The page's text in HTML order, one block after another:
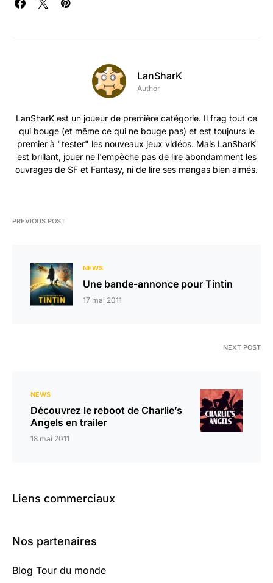
LanSharK
Author
LanSharK est un joueur de première catégorie. Il frag tout ce
qui bouge (et même ce qui ne bouge pas) et est toujours le
premier à "tester" les nouveaux jeux vidéos. Mais LanSharK
est brillant, jouer ne l'empêche pas de lire abondamment les
ouvrages de SF et Fantasy, ni de lire ses mangas bien aimés.
PREVIOUS POST
NEWS
Une bande-annonce pour Tintin
17 mai 2011
NEXT POST
NEWS
Découvrez le reboot de Charlie’s
Angels en trailer
18 mai 2011
Liens commerciaux
Nos partenaires
Blog Tour du monde